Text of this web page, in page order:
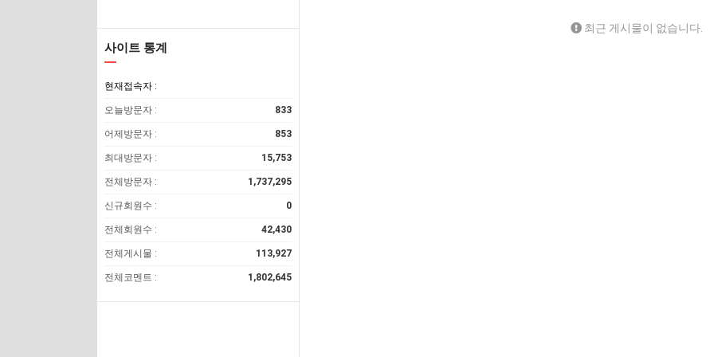
사이트 통계
현재접속자 :
오늘방문자 : 833
어제방문자 : 853
최대방문자 : 15,753
전체방문자 : 1,737,295
신규회원수 : 0
전체회원수 : 42,430
전체게시물 : 113,927
전체코멘트 : 1,802,645
최근 게시물이 없습니다.